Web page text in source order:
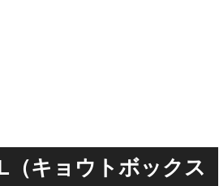
（キョウトボックス